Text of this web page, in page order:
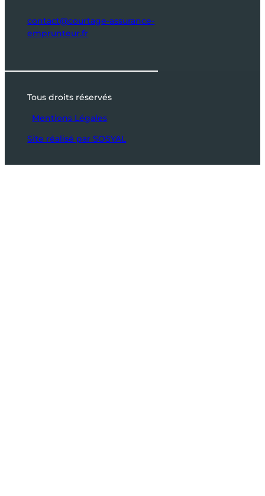
contact@courtage-assurance-
emprunteur.fr
Tous droits réservés
Mentions Légales
Site réalisé par SOSYAL